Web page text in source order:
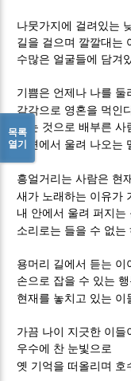
나뭇가지에 걸려있는
길을 걸으며 깔깔대는
수많은 얼굴들에 담겨
기쁨은 언제나 나를 둘
감각으로 영혼을 먹인
보는 것으로 배부른 사
내면에서 울려 나오는
흥얼거리는 사람은 현
새가 노래하는 이유가
내 안에서 울려 퍼지는
소리로는 들을 수 없
용머리 길에서 듣는 이
손으로 잡을 수 있는
현재를 놓치고 있는 이
가끔 나이 지긋한 이들
우수에 찬 눈빛으로
옛 기억을 떠올리며 호
목록
열기